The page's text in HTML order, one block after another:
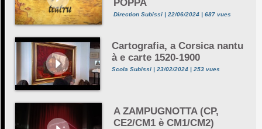
POPPA
Direction Subissi | 22/06/2024 | 687 vues
Cartografia, a Corsica nantu
à e carte 1520-1900
Scola Subissi | 23/02/2024 | 253 vues
A ZAMPUGNOTTA (CP,
CE2/CM1 è CM1/CM2)